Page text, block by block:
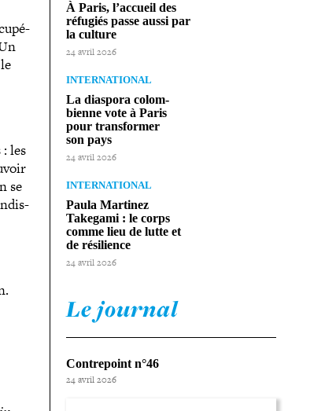
les
se
À Paris, l’accueil des
réfugiés passe aussi par
la culture
24 avril 2026
INTERNATIONAL
La diaspora colom­
bienne vote à Paris
pour trans­for­mer
son pays
24 avril 2026
INTERNATIONAL
Paula Martinez
Takegami : le corps
comme lieu de lutte et
de résilience
24 avril 2026
Le journal
Contrepoint n°46
24 avril 2026